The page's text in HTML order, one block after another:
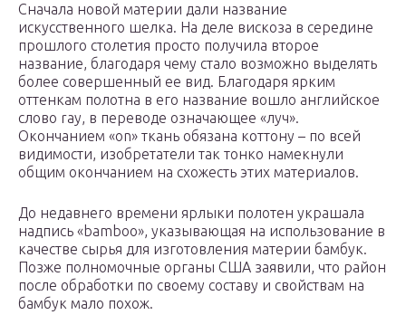
Сначала новой материи дали название
искусственного шелка. На деле вискоза в середине
прошлого столетия просто получила второе
название, благодаря чему стало возможно выделять
более совершенный ее вид. Благодаря ярким
оттенкам полотна в его название вошло английское
слово ray, в переводе означающее «луч».
Окончанием «on» ткань обязана коттону – по всей
видимости, изобретатели так тонко намекнули
общим окончанием на схожесть этих материалов.
До недавнего времени ярлыки полотен украшала
надпись «bamboo», указывающая на использование в
качестве сырья для изготовления материи бамбук.
Позже полномочные органы США заявили, что район
после обработки по своему составу и свойствам на
бамбук мало похож.